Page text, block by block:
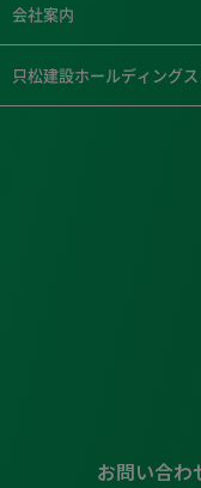
会社案内
只松建設ホールディングス
お問い合わ